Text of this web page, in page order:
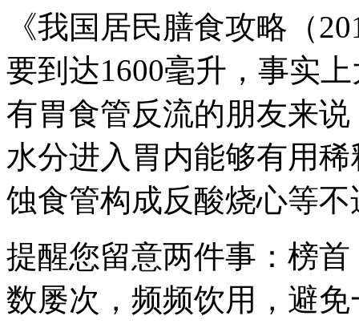
《我国居民膳食攻略（
要到达1600毫升，事实
有胃食管反流的朋友来
水分进入胃内能够有用
蚀食管构成反酸烧心等不
提醒您留意两件事：榜
数屡次，频频饮用，避